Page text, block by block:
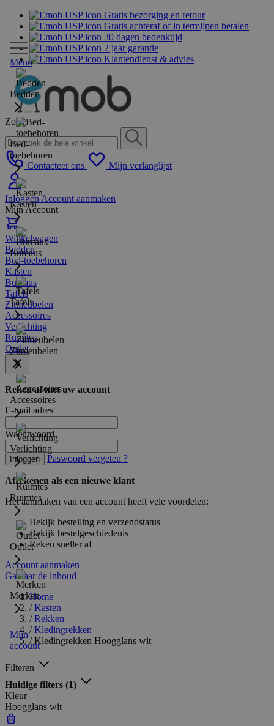
Gratis bezorging en retour
Gratis achteraf of in termijnen betalen
30 dagen bedenktijd
2 jaar garantie
Klantendienst & advies
Zoek
Contacteer ons Mijn verlanglijst
InloggenAccount aanmaken
Mijn Account
Winkelwagen
Menu
Bedden
Bed-
toebehoren
Kasten
Bureaus
Tafels
Zitmeubelen
Accessoires
Verlichting
Ruimtes
Outlet
Merken
Mijn
account
Bedden
Bed-toebehoren
Kasten
Bureaus
Tafels
Zitmeubelen
Accessoires
Verlichting
Ruimtes
Outlet
Reken af met uw account
E-mail adres
Wachtwoord
Inloggen Paswoord vergeten ?
Afrekenen als een nieuwe klant
Het aanmaken van een account heeft vele voordelen:
Bekijk bestelling en verzendstatus
Bekijk bestelgeschiedenis
Reken sneller af
Account aanmaken
Ga naar de inhoud
Home
/ Kasten
/ Rekken
/ Kledingrekken
/ Kledingrekken Hoogglans wit
Filteren
Huidige filters (1)
Kleur
Hoogglans wit